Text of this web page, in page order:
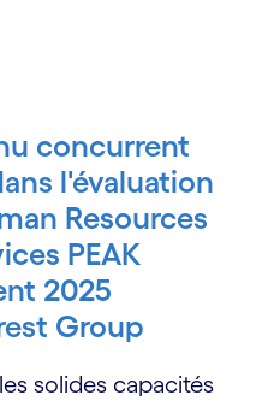
concurrent
l'évaluation
Resources
PEAK
2025
Group
solides capacités